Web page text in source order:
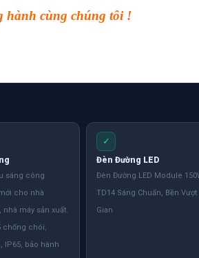
hành cùng chúng tôi !
sáng công
cho nhà
nhà máy sản xuất.
chống chói,
IP65, bảo hành
✓
Đèn Đường LED
Đèn Đường LED Module
TD14 Sáng Chuẩn, Bền Vượt
Gian